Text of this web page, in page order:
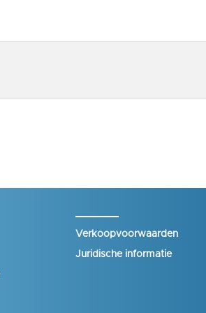
Verkoopvoorwaarden
Juridische informatie